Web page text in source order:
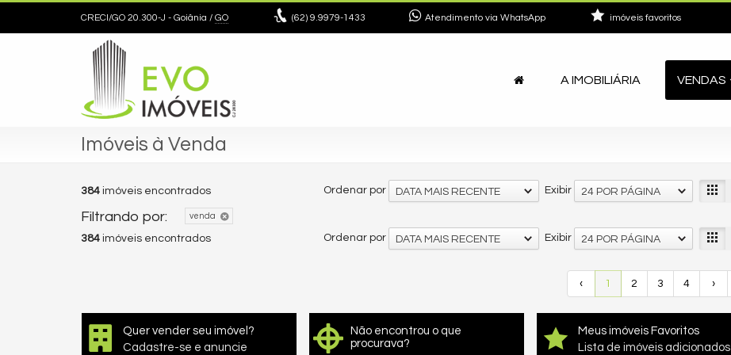
CRECI/GO 20.300-J - Goiânia / GO (62) 9.9979-1433 Atendimento via WhatsApp imóveis favoritos
A IMOBILIÁRIA VENDAS
Imóveis à Venda
384 imóveis encontrados Exibir 24 POR PÁGINA
Ordenar por DATA MAIS RECENTE
Filtrando por: venda
384 imóveis encontrados Exibir 24 POR PÁGINA
Ordenar por DATA MAIS RECENTE
‹ 1 2 3 4 ›
Quer vender seu imóvel?
Cadastre-se e anuncie
Não encontrou o que
procurava?
Meus imóveis Favoritos
Lista de imóveis adicionados